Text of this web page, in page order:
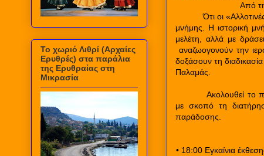
Από
Ότι οι
μνήμης. Η ιστορική
μελέτη, αλλά με
αναζωογονούν την
δοξάσουν τη
Παλαμάς.
Ακολουθεί το
με σκοπό τη
παράδοσης.
• 18:00 Εγκαίνια
Το χωριό Λιθρί (Αρχαίες
Ερυθρές) στα παράλια
της Ερυθραίας στη
Μικρασία